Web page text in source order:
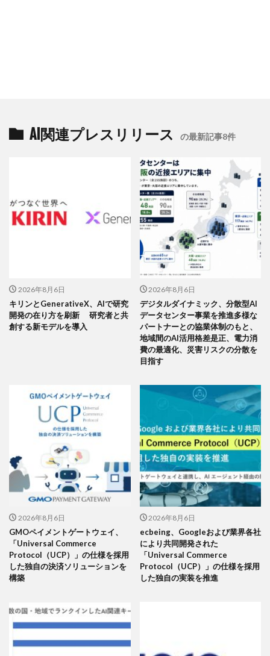
AI関連プレスリリース の最新記事8件
2026年8月6日
キリンとGenerativeX、AIで研究
開発の在り方を刷新 研究者と共
創する新モデルを導入
2026年8月6日
デジタルダイナミック、分散型AI
データセンター事業を推進多様な
パートナーとの協業体制のもと、
地域間のAI活用格差是正、電力消
費の最適化、災害リスクの分散を
目指す
2026年8月6日
GMOペイメントゲートウェイ、
「Universal Commerce
Protocol（UCP）」の仕様を採用
した独自の決済ソリューションを
構築
2026年8月6日
ecbeing、Googleおよび業界各社
により共同開発された
「Universal Commerce
Protocol（UCP）」の仕様を採用
した独自の実装を推進